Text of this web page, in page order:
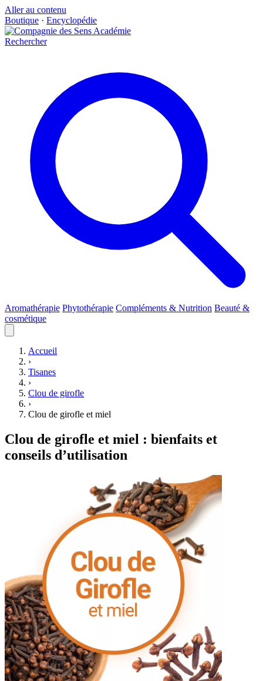
Aller au contenu
Boutique · Encyclopédie
Rechercher
Aromathérapie Phytothérapie Compléments & Nutrition Beauté &
cosmétique
Accueil
›
Tisanes
›
Clou de girofle
›
Clou de girofle et miel
Clou de girofle et miel : bienfaits et
conseils d’utilisation